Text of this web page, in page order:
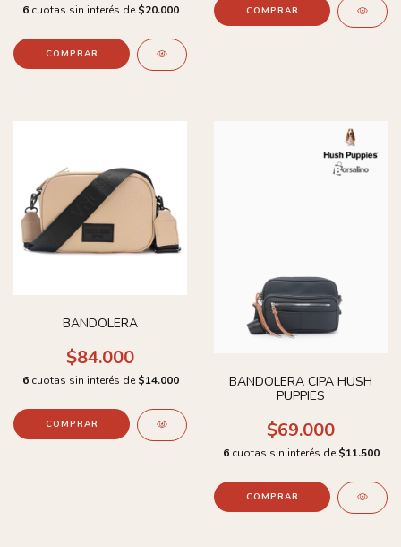
6 cuotas sin interés de $20.000
COMPRAR
COMPRAR
BANDOLERA
$84.000
6 cuotas sin interés de $14.000
COMPRAR
BANDOLERA CIPA HUSH
PUPPIES
$69.000
6 cuotas sin interés de $11.500
COMPRAR